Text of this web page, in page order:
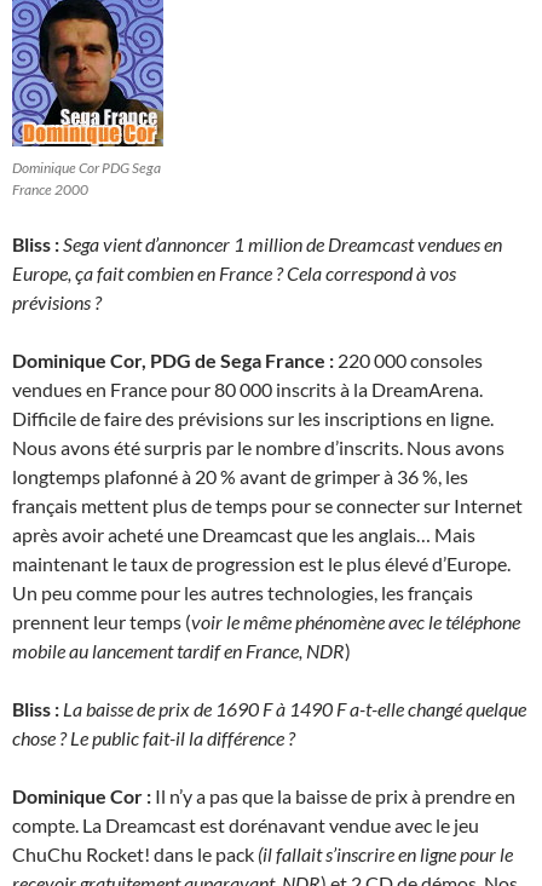
Dominique Cor PDG Sega
France 2000
Bliss :Sega vient d’annoncer 1 million de Dreamcast vendues en
Europe, ça fait combien en France ? Cela correspond à vos
prévisions ?
Dominique Cor, PDG de Sega France : 220 000 consoles
vendues en France pour 80 000 inscrits à la DreamArena.
Difficile de faire des prévisions sur les inscriptions en ligne.
Nous avons été surpris par le nombre d’inscrits. Nous avons
longtemps plafonné à 20 % avant de grimper à 36 %, les
français mettent plus de temps pour se connecter sur Internet
après avoir acheté une Dreamcast que les anglais… Mais
maintenant le taux de progression est le plus élevé d’Europe.
Un peu comme pour les autres technologies, les français
prennent leur temps (voir le même phénomène avec le téléphone
mobile au lancement tardif en France, NDR)
Bliss : La baisse de prix de 1690 F à 1490 F a-t-elle changé quelque
chose ? Le public fait-il la différence ?
Dominique Cor : Il n’y a pas que la baisse de prix à prendre en
compte. La Dreamcast est dorénavant vendue avec le jeu
ChuChu Rocket! dans le pack (il fallait s’inscrire en ligne pour le